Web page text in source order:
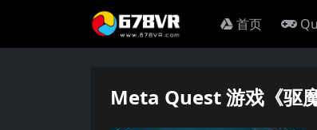
首页
Meta Quest 游戏《驱